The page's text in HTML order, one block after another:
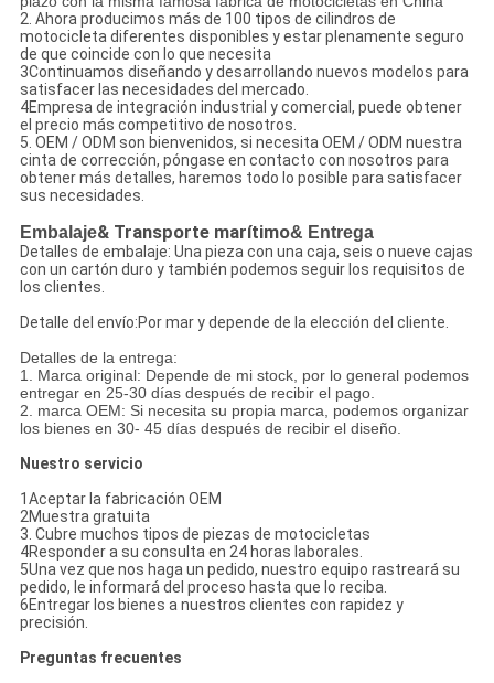
2. Ahora producimos más de 100 tipos de cilindros de
motocicleta diferentes disponibles y estar plenamente seguro
de que coincide con lo que necesita
3Continuamos diseñando y desarrollando nuevos modelos para
satisfacer las necesidades del mercado.
4Empresa de integración industrial y comercial, puede obtener
el precio más competitivo de nosotros.
5. OEM / ODM son bienvenidos, si necesita OEM / ODM nuestra
cinta de corrección, póngase en contacto con nosotros para
obtener más detalles, haremos todo lo posible para satisfacer
sus necesidades.
Embalaje& Transporte marítimo& Entrega
Detalles de embalaje: Una pieza con una caja, seis o nueve cajas
con un cartón duro y también podemos seguir los requisitos de
los clientes.
Detalle del envío:Por mar y depende de la elección del cliente.
Detalles de la entrega:
1. Marca original: Depende de mi stock, por lo general podemos
entregar en 25-30 días después de recibir el pago.
2. marca OEM: Si necesita su propia marca, podemos organizar
los bienes en 30- 45 días después de recibir el diseño.
Nuestro servicio
1Aceptar la fabricación OEM
2Muestra gratuita
3. Cubre muchos tipos de piezas de motocicletas
4Responder a su consulta en 24 horas laborales.
5Una vez que nos haga un pedido, nuestro equipo rastreará su
pedido, le informará del proceso hasta que lo reciba.
6Entregar los bienes a nuestros clientes con rapidez y
precisión.
Preguntas frecuentes